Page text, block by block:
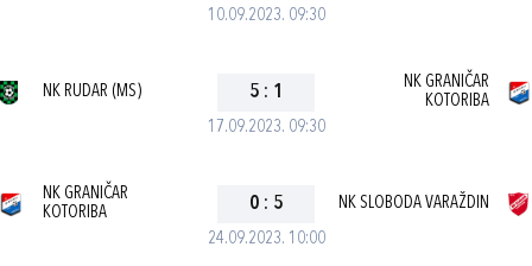
10.09.2023. 09:30
17.09.2023. 09:30
NK RUDAR (MS) 5 : 1
NK GRANIČAR
KOTORIBA
24.09.2023. 10:00
NK GRANIČAR
KOTORIBA
0 : 5 NK SLOBODA VARAŽDIN